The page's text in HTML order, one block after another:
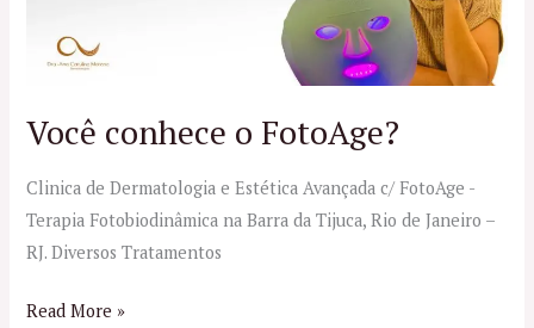
Você conhece o FotoAge?
Clinica de Dermatologia e Estética Avançada c/ FotoAge -
Terapia Fotobiodinâmica na Barra da Tijuca, Rio de Janeiro –
RJ. Diversos Tratamentos
Read More »